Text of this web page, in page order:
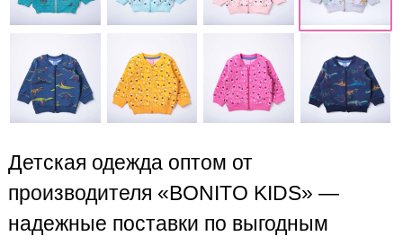
Детская одежда оптом от
производителя «BONITO KIDS» —
надежные поставки по выгодным